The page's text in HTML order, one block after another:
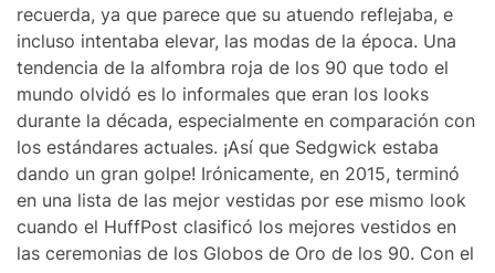
recuerda, ya que parece que su atuendo reflejaba, e
incluso intentaba elevar, las modas de la época. Una
tendencia de la alfombra roja de los 90 que todo el
mundo olvidó es lo informales que eran los looks
durante la década, especialmente en comparación con
los estándares actuales. ¡Así que Sedgwick estaba
dando un gran golpe! Irónicamente, en 2015, terminó
en una lista de las mejor vestidas por ese mismo look
cuando el HuffPost clasificó los mejores vestidos en
las ceremonias de los Globos de Oro de los 90. Con el